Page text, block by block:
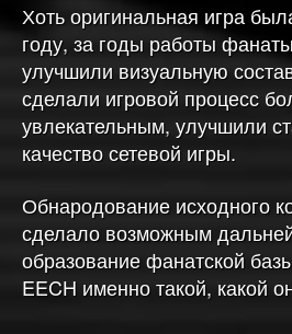
Хоть оригинальная игра
году, за годы работы
улучшили визуальную
сделали игровой процесс
увлекательным, улучшили
качество сетевой игры.
Обнародование исходного
сделало возможным
образование фанатской
EECH именно такой, какой